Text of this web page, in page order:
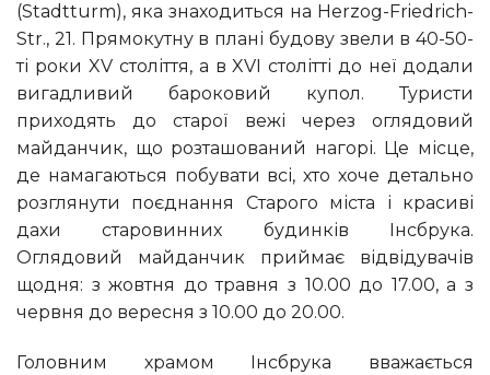
(Stadtturm), яка знаходиться на Herzog-Friedrich-
Str., 21. Прямокутну в плані будову звели в 40-50-
ті роки XV століття, а в XVI столітті до неї додали
вигадливий бароковий купол. Туристи
приходять до старої вежі через оглядовий
майданчик, що розташований нагорі. Це місце,
де намагаються побувати всі, хто хоче детально
розглянути поєднання Старого міста і красиві
дахи старовинних будинків Інсбрука.
Оглядовий майданчик приймає відвідувачів
щодня: з жовтня до травня з 10.00 до 17.00, а з
червня до вересня з 10.00 до 20.00.
Головним храмом Інсбрука вважається